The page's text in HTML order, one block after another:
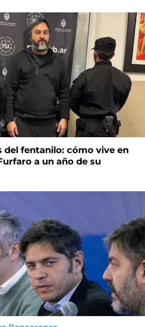
del fentanilo: cómo vive en
a un año de su